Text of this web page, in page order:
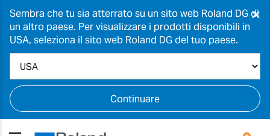
Sembra che tu sia atterrato su un sito web Roland DG di
un altro paese. Per visualizzare i prodotti disponibili in
USA, seleziona il sito web Roland DG del tuo paese.
Continuare
×